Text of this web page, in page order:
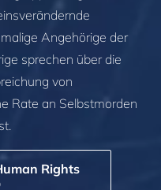
Angehörige der
sprechen über die
von
Rate an Selbstmorden
Rights